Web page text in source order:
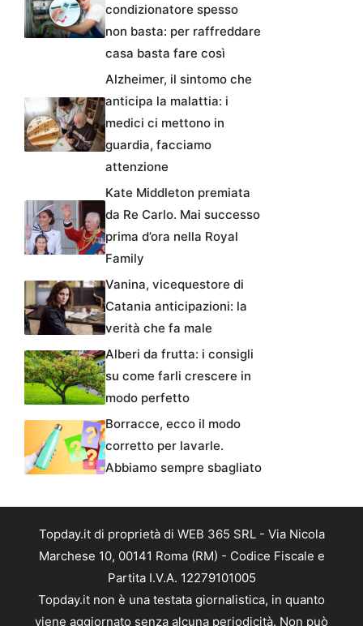
condizionatore spesso
non basta: per raffreddare
casa basta fare così
Alzheimer, il sintomo che
anticipa la malattia: i
medici ci mettono in
guardia, facciamo
attenzione
Kate Middleton premiata
da Re Carlo. Mai successo
prima d’ora nella Royal
Family
Vanina, vicequestore di
Catania anticipazioni: la
verità che fa male
Alberi da frutta: i consigli
su come farli crescere in
modo perfetto
Borracce, ecco il modo
corretto per lavarle.
Abbiamo sempre sbagliato
Topday.it di proprietà di WEB 365 SRL - Via Nicola
Marchese 10, 00141 Roma (RM) - Codice Fiscale e
Partita I.V.A. 12279101005
Topday.it non è una testata giornalistica, in quanto
viene aggiornato senza alcuna periodicità. Non può